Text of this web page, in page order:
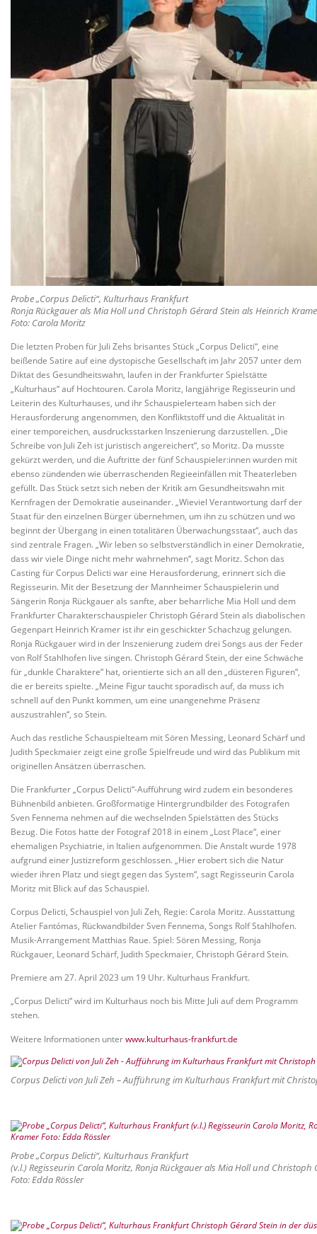
Probe „Corpus Delicti“, Kulturhaus Frankfurt
Ronja Rückgauer als Mia Holl und Christoph Gérard Stein als Heinrich
Foto: Carola Moritz
Die letzten Proben für Juli Zehs brisantes Stück „Corpus Delicti“, eine
beißende Satire auf eine dystopische Gesellschaft im Jahr 2057 unter dem
Diktat des Gesundheitswahn, laufen in der Frankfurter Spielstätte
„Kulturhaus“ auf Hochtouren. Carola Moritz, langjährige Regisseurin und
Leiterin des Kulturhauses, und ihr Schauspielerteam haben sich der
Herausforderung angenommen, den Konfliktstoff und die Aktualität in
einer temporeichen, ausdrucksstarken Inszenierung darzustellen. „Die
Schreibe von Juli Zeh ist juristisch angereichert“, so Moritz. Da musste
gekürzt werden, und die Auftritte der fünf Schauspieler:innen wurden mit
ebenso zündenden wie überraschenden Regieeinfällen mit Theaterleben
gefüllt. Das Stück setzt sich neben der Kritik am Gesundheitswahn mit
Kernfragen der Demokratie auseinander. „Wieviel Verantwortung darf der
Staat für den einzelnen Bürger übernehmen, um ihn zu schützen und wo
beginnt der Übergang in einen totalitären Überwachungsstaat“, auch das
sind zentrale Fragen. „Wir leben so selbstverständlich in einer Demokratie,
dass wir viele Dinge nicht mehr wahrnehmen“, sagt Moritz. Schon das
Casting für Corpus Delicti war eine Herausforderung, erinnert sich die
Regisseurin. Mit der Besetzung der Mannheimer Schauspielerin und
Sängerin Ronja Rückgauer als sanfte, aber beharrliche Mia Holl und dem
Frankfurter Charakterschauspieler Christoph Gérard Stein als diabolischen
Gegenpart Heinrich Kramer ist ihr ein geschickter Schachzug gelungen.
Ronja Rückgauer wird in der Inszenierung zudem drei Songs aus der Feder
von Rolf Stahlhofen live singen. Christoph Gérard Stein, der eine Schwäche
für „dunkle Charaktere“ hat, orientierte sich an all den „düsteren Figuren“,
die er bereits spielte. „Meine Figur taucht sporadisch auf, da muss ich
schnell auf den Punkt kommen, um eine unangenehme Präsenz
auszustrahlen“, so Stein.
Auch das restliche Schauspielteam mit Sören Messing, Leonard Schärf und
Judith Speckmaier zeigt eine große Spielfreude und wird das Publikum mit
originellen Ansätzen überraschen.
Die Frankfurter „Corpus Delicti“-Aufführung wird zudem ein besonderes
Bühnenbild anbieten. Großformatige Hintergrundbilder des Fotografen
Sven Fennema nehmen auf die wechselnden Spielstätten des Stücks
Bezug. Die Fotos hatte der Fotograf 2018 in einem „Lost Place“, einer
ehemaligen Psychiatrie, in Italien aufgenommen. Die Anstalt wurde 1978
aufgrund einer Justizreform geschlossen. „Hier erobert sich die Natur
wieder ihren Platz und siegt gegen das System“, sagt Regisseurin Carola
Moritz mit Blick auf das Schauspiel.
Corpus Delicti, Schauspiel von Juli Zeh, Regie: Carola Moritz. Ausstattung
Atelier Fantómas, Rückwandbilder Sven Fennema, Songs Rolf Stahlhofen.
Musik-Arrangement Matthias Raue. Spiel: Sören Messing, Ronja
Rückgauer, Leonard Schärf, Judith Speckmaier, Christoph Gérard Stein.
Premiere am 27. April 2023 um 19 Uhr. Kulturhaus Frankfurt.
„Corpus Delicti“ wird im Kulturhaus noch bis Mitte Juli auf dem Programm
stehen.
Weitere Informationen unterwww.kulturhaus-frankfurt.de
Corpus Delicti von Juli Zeh – Aufführung im Kulturhaus Frankfurt mit
Probe „Corpus Delicti“, Kulturhaus Frankfurt
(v.l.) Regisseurin Carola Moritz, Ronja Rückgauer als Mia Holl und
Foto: Edda Rössler